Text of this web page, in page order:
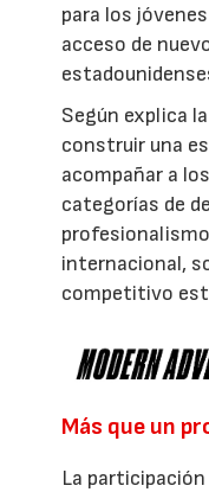
para los
acceso de
Según explica
construir una
acompañar a
categorías de
internacional,
competitivo
Más que un
La